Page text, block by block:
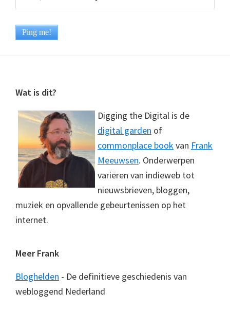
Footer
Wat is dit?
Digging the Digital is de
digital garden of
commonplace bookvan Frank
Meeuwsen. Onderwerpen
variëren van indieweb tot
nieuwsbrieven, bloggen,
muziek en opvallende gebeurtenissen op het
internet.
Meer Frank
Bloghelden - De definitieve geschiedenis van
webloggend Nederland